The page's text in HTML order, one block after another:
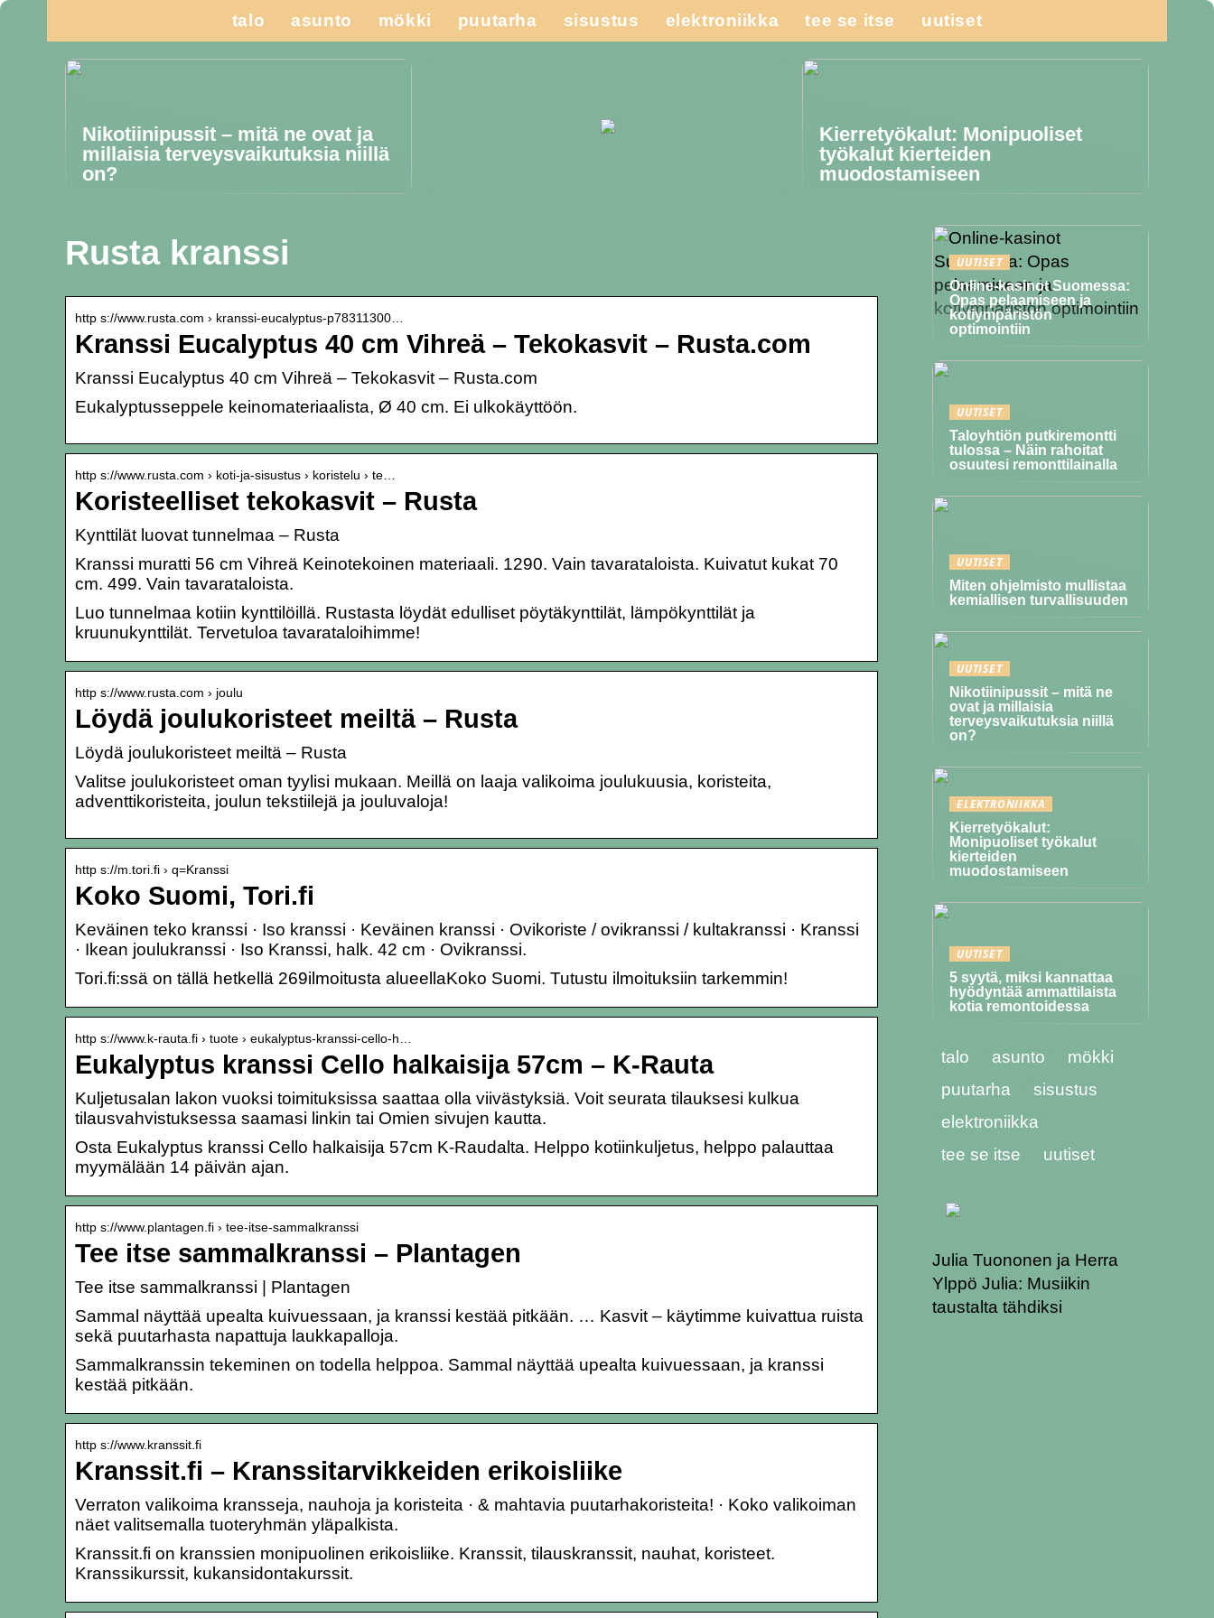
talo asunto mökki puutarha sisustus elektroniikka tee se itse uutiset
Nikotiinipussit – mitä ne ovat ja
millaisia terveysvaikutuksia niillä
on?
Kierretyökalut: Monipuoliset
työkalut kierteiden
muodostamiseen
Rusta kranssi
http s://www.rusta.com › kranssi-eucalyptus-p78311300…
Kranssi Eucalyptus 40 cm Vihreä – Tekokasvit – Rusta.com
Kranssi Eucalyptus 40 cm Vihreä – Tekokasvit – Rusta.com
Eukalyptusseppele keinomateriaalista, Ø 40 cm. Ei ulkokäyttöön.
http s://www.rusta.com › koti-ja-sisustus › koristelu › te…
Koristeelliset tekokasvit – Rusta
Kynttilät luovat tunnelmaa – Rusta
Kranssi muratti 56 cm Vihreä Keinotekoinen materiaali. 1290. Vain tavarataloista. Kuivatut kukat 70
cm. 499. Vain tavarataloista.
Luo tunnelmaa kotiin kynttilöillä. Rustasta löydät edulliset pöytäkynttilät, lämpökynttilät ja
kruunukynttilät. Tervetuloa tavarataloihimme!
http s://www.rusta.com › joulu
Löydä joulukoristeet meiltä – Rusta
Löydä joulukoristeet meiltä – Rusta
Valitse joulukoristeet oman tyylisi mukaan. Meillä on laaja valikoima joulukuusia, koristeita,
adventtikoristeita, joulun tekstiilejä ja jouluvaloja!
http s://m.tori.fi › q=Kranssi
Koko Suomi, Tori.fi
Keväinen teko kranssi · Iso kranssi · Keväinen kranssi · Ovikoriste / ovikranssi / kultakranssi · Kranssi
· Ikean joulukranssi · Iso Kranssi, halk. 42 cm · Ovikranssi.
Tori.fi:ssä on tällä hetkellä 269ilmoitusta alueellaKoko Suomi. Tutustu ilmoituksiin tarkemmin!
http s://www.k-rauta.fi › tuote › eukalyptus-kranssi-cello-h…
Eukalyptus kranssi Cello halkaisija 57cm – K-Rauta
Kuljetusalan lakon vuoksi toimituksissa saattaa olla viivästyksiä. Voit seurata tilauksesi kulkua
tilausvahvistuksessa saamasi linkin tai Omien sivujen kautta.
Osta Eukalyptus kranssi Cello halkaisija 57cm K-Raudalta. Helppo kotiinkuljetus, helppo palauttaa
myymälään 14 päivän ajan.
http s://www.plantagen.fi › tee-itse-sammalkranssi
Tee itse sammalkranssi – Plantagen
Tee itse sammalkranssi | Plantagen
Sammal näyttää upealta kuivuessaan, ja kranssi kestää pitkään. … Kasvit – käytimme kuivattua ruista
sekä puutarhasta napattuja laukkapalloja.
Sammalkranssin tekeminen on todella helppoa. Sammal näyttää upealta kuivuessaan, ja kranssi
kestää pitkään.
http s://www.kranssit.fi
Kranssit.fi – Kranssitarvikkeiden erikoisliike
Verraton valikoima kransseja, nauhoja ja koristeita · & mahtavia puutarhakoristeita! · Koko valikoiman
näet valitsemalla tuoteryhmän yläpalkista.
Kranssit.fi on kranssien monipuolinen erikoisliike. Kranssit, tilauskranssit, nauhat, koristeet.
Kranssikurssit, kukansidontakurssit.
UUTISET
Online-kasinot Suomessa:
Opas pelaamiseen ja
kotiympäristön
optimointiin
UUTISET
Taloyhtiön putkiremontti
tulossa – Näin rahoitat
osuutesi remonttilainalla
UUTISET
Miten ohjelmisto mullistaa
kemiallisen turvallisuuden
UUTISET
Nikotiinipussit – mitä ne
ovat ja millaisia
terveysvaikutuksia niillä
on?
ELEKTRONIIKKA
Kierretyökalut:
Monipuoliset työkalut
kierteiden
muodostamiseen
UUTISET
5 syytä, miksi kannattaa
hyödyntää ammattilaista
kotia remontoidessa
talo asunto
mökki
puutarha
sisustus
elektroniikka
tee se itse
uutiset
Julia Tuononen ja Herra
Ylppö Julia: Musiikin
taustalta tähdiksi